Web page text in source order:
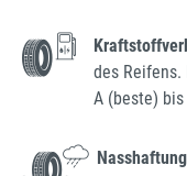
des
A (beste) bis
Nasshaftung